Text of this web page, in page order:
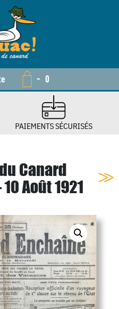
- 0
PAIEMENTS SÉCURISÉS
Canard
Août 1921